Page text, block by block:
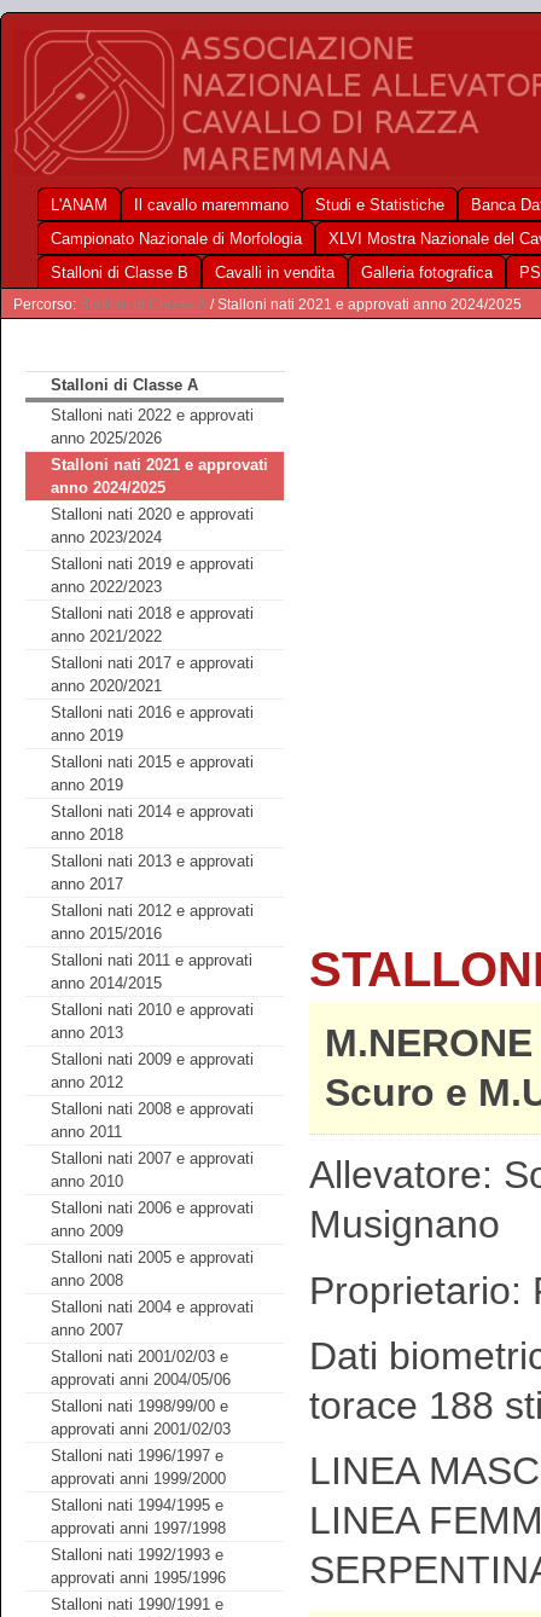
L'ANAM Il cavallo maremmano Studi e Statistiche
Banca
Campionato Nazionale di Morfologia
XLVI Mostra Nazionale del
Stalloni di Classe B
Cavalli in vendita Galleria fotografica
Percorso: Stalloni di Classe A / Stalloni nati 2021 e approvati anno 2024/2025
Stalloni di Classe A
Stalloni nati 2022 e approvati
anno 2025/2026
Stalloni nati 2021 e approvati
anno 2024/2025
Stalloni nati 2020 e approvati
anno 2023/2024
Stalloni nati 2019 e approvati
anno 2022/2023
Stalloni nati 2018 e approvati
anno 2021/2022
Stalloni nati 2017 e approvati
anno 2020/2021
Stalloni nati 2016 e approvati
anno 2019
Stalloni nati 2015 e approvati
anno 2019
Stalloni nati 2014 e approvati
anno 2018
Stalloni nati 2013 e approvati
anno 2017
Stalloni nati 2012 e approvati
anno 2015/2016
Stalloni nati 2011 e approvati
anno 2014/2015
Stalloni nati 2010 e approvati
anno 2013
Stalloni nati 2009 e approvati
anno 2012
Stalloni nati 2008 e approvati
anno 2011
Stalloni nati 2007 e approvati
anno 2010
Stalloni nati 2006 e approvati
anno 2009
Stalloni nati 2005 e approvati
anno 2008
Stalloni nati 2004 e approvati
anno 2007
Stalloni nati 2001/02/03 e
approvati anni 2004/05/06
Stalloni nati 1998/99/00 e
approvati anni 2001/02/03
Stalloni nati 1996/1997 e
approvati anni 1999/2000
Stalloni nati 1994/1995 e
approvati anni 1997/1998
Stalloni nati 1992/1993 e
approvati anni 1995/1996
Stalloni nati 1990/1991 e
Scuro e
Allevatore:
Musignano
Proprietario:
Dati
torace 188
LINEA
LINEA